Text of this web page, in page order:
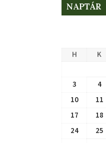
NAPTÁR
H K
3
4
10
11
17
18
24
25